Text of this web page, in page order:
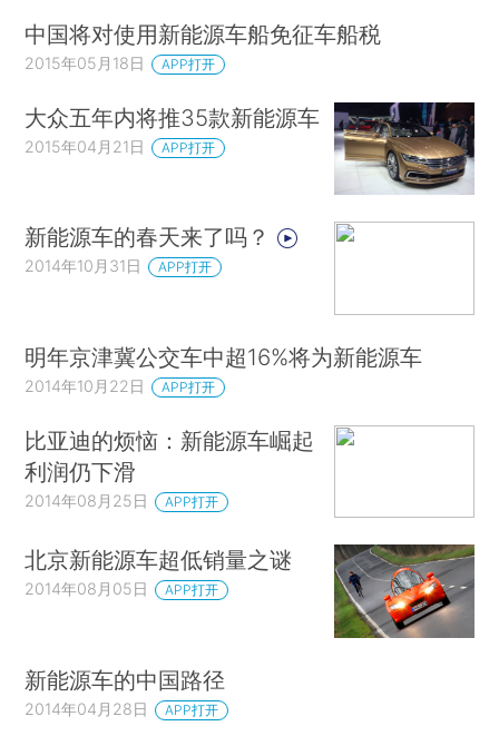
中国将对使用新能源车船免征车船税
2015年05月18日 APP打开
大众五年内将推35款新能源车
2015年04月21日 APP打开
新能源车的春天来了吗？
2014年10月31日 APP打开
明年京津冀公交车中超16%将为新能源车
2014年10月22日 APP打开
比亚迪的烦恼：新能源车崛起
利润仍下滑
2014年08月25日 APP打开
北京新能源车超低销量之谜
2014年08月05日 APP打开
新能源车的中国路径
2014年04月28日 APP打开